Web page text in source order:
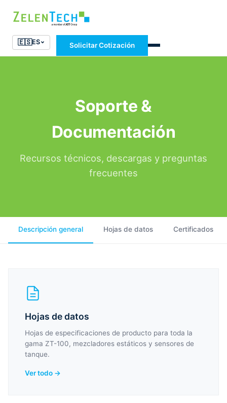
🇪🇸ES Solicitar Cotización
Soporte &
Documentación
Recursos técnicos, descargas y preguntas
frecuentes
Descripción general Hojas de datos Certificados
Hojas de datos
Hojas de especificaciones de producto para toda la
gama ZT-100, mezcladores estáticos y sensores de
tanque.
Ver todo →